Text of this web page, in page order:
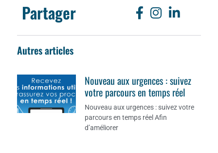
Partager
Autres articles
Nouveau aux urgences : suivez
votre parcours en temps réel
Nouveau aux urgences : suivez votre
parcours en temps réel Afin
d’améliorer